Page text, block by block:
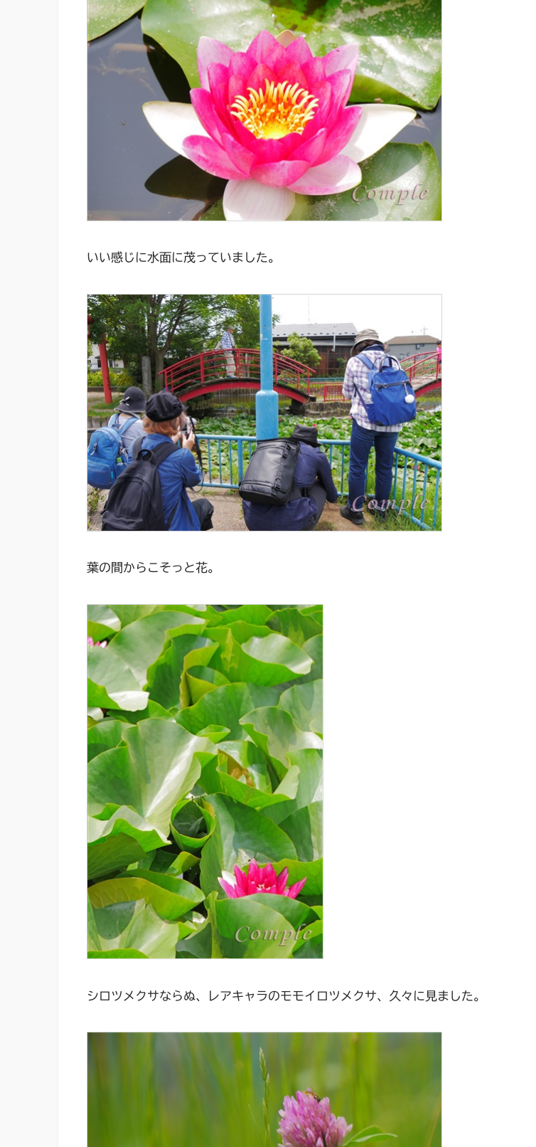
いい感じに水面に茂っていました。
葉の間からこそっと花。
シロツメクサならぬ、レアキャラのモモイロツメクサ、久々に見ました。